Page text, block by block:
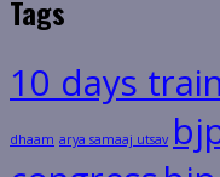
Tags
10 days
dhaam arya samaaj utsav